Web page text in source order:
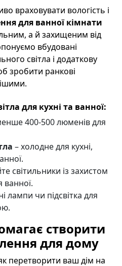
враховувати вологість і
для ванної кімнати
а й захищеним від
вбудовані
світла і додаткову
зробити ранкові
для кухні та ванної:
400-500 люменів для
– холодне для кухні,
світильники із захистом
лампи чи підсвітка для
створити
для дому
перетворити ваш дім на